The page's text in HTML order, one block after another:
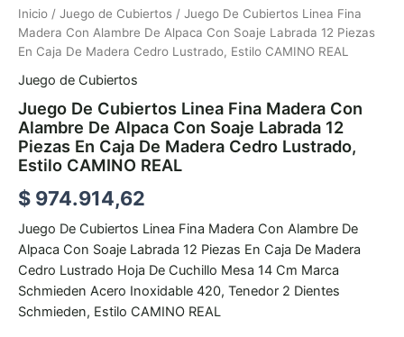
Inicio / Juego de Cubiertos / Juego De Cubiertos Linea Fina
Madera Con Alambre De Alpaca Con Soaje Labrada 12 Piezas
En Caja De Madera Cedro Lustrado, Estilo CAMINO REAL
Juego de Cubiertos
Juego De Cubiertos Linea Fina Madera Con
Alambre De Alpaca Con Soaje Labrada 12
Piezas En Caja De Madera Cedro Lustrado,
Estilo CAMINO REAL
$ 974.914,62
Juego De Cubiertos Linea Fina Madera Con Alambre De
Alpaca Con Soaje Labrada 12 Piezas En Caja De Madera
Cedro Lustrado Hoja De Cuchillo Mesa 14 Cm Marca
Schmieden Acero Inoxidable 420, Tenedor 2 Dientes
Schmieden, Estilo CAMINO REAL
CAMINO
REAL
cantidad